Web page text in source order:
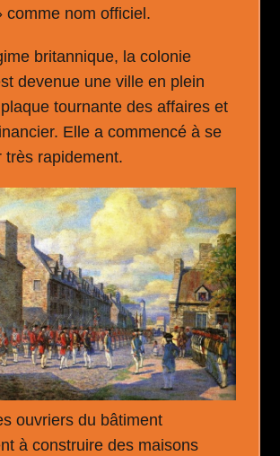
comme nom officiel.
britannique, la colonie
devenue une ville en plein
tournante des affaires et
Elle a commencé à se
très rapidement.
ouvriers du bâtiment
à construire des maisons